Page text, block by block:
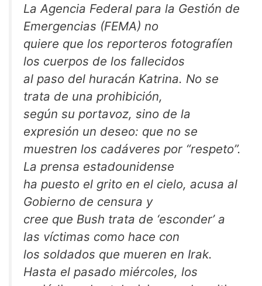
La Agencia Federal para la Gestión de
Emergencias (FEMA) no
quiere que los reporteros fotografíen
los cuerpos de los fallecidos
al paso del huracán Katrina. No se
trata de una prohibición,
según su portavoz, sino de la
expresión un deseo: que no se
muestren los cadáveres por “respeto”.
La prensa estadounidense
ha puesto el grito en el cielo, acusa al
Gobierno de censura y
cree que Bush trata de ‘esconder’ a
las víctimas como hace con
los soldados que mueren en Irak.
Hasta el pasado miércoles, los